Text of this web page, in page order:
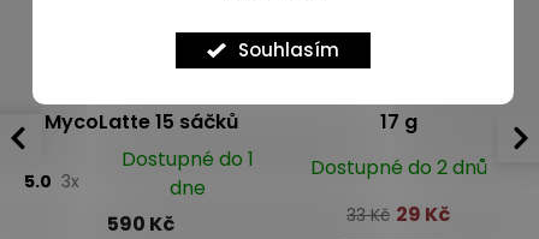
Souhlasím
MycoLatte 15 sáčků
5.0 3x
Dostupné do 1
dne
590 Kč
17 g
Dostupné do 2 dnů
33 Kč 29 Kč